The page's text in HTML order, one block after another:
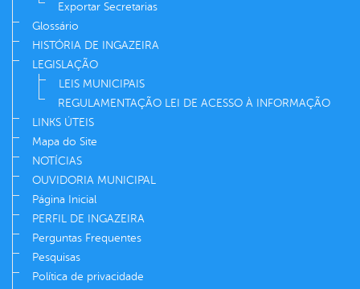
Exportar Secretarias
Glossário
HISTÓRIA DE INGAZEIRA
LEGISLAÇÃO
LEIS MUNICIPAIS
REGULAMENTAÇÃO LEI DE ACESSO À INFORMAÇÃO
LINKS ÚTEIS
Mapa do Site
NOTÍCIAS
OUVIDORIA MUNICIPAL
Página Inicial
PERFIL DE INGAZEIRA
Perguntas Frequentes
Pesquisas
Política de privacidade